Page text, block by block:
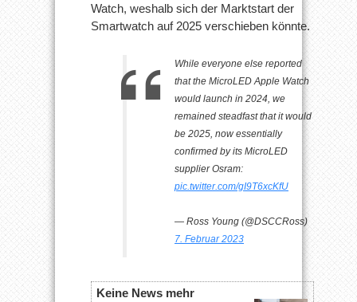
Watch, weshalb sich der Marktstart der
Smartwatch auf 2025 verschieben könnte.
While everyone else reported
that the MicroLED Apple Watch
would launch in 2024, we
remained steadfast that it would
be 2025, now essentially
confirmed by its MicroLED
supplier Osram:
pic.twitter.com/gI9T6xcKfU
— Ross Young (@DSCCRoss)
7. Februar 2023
Keine News mehr